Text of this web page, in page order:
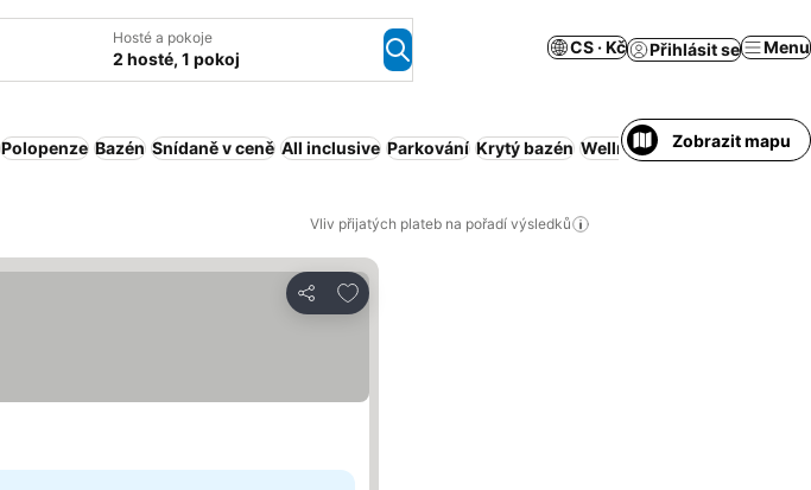
Hosté a pokoje
2 hosté, 1 pokoj
CS · Kč Přihlásit se Menu
Polopenze Bazén Snídaně v ceně All inclusive Parkování Krytý bazén Wellness Domácí mazlíčci
Zobrazit mapu
Vliv přijatých plateb na pořadí výsledků
Sdílet
Přidat na seznam oblíbených hotelů